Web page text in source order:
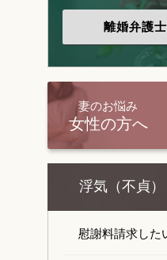
離婚弁護士
妻のお悩み
女性の方へ
浮気（不貞）
慰謝料請求した